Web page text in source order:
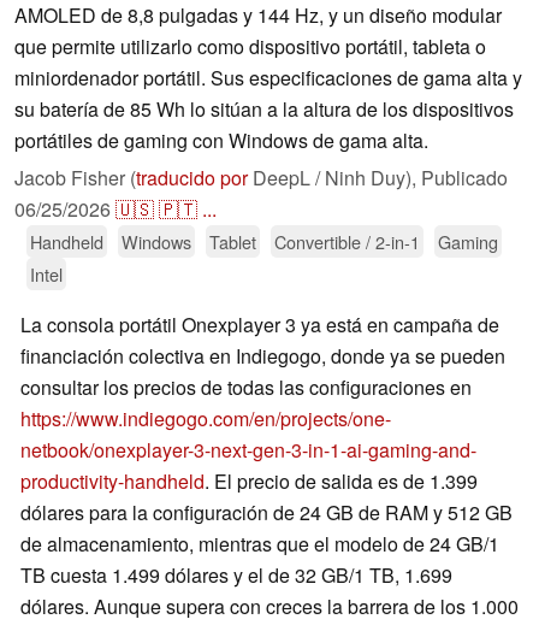
AMOLED de 8,8 pulgadas y 144 Hz, y un diseño modular
que permite utilizarlo como dispositivo portátil, tableta o
miniordenador portátil. Sus especificaciones de gama alta y
su batería de 85 Wh lo sitúan a la altura de los dispositivos
portátiles de gaming con Windows de gama alta.
Jacob Fisher (traducido porDeepL / Ninh Duy), Publicado
06/25/2026🇺🇸🇵🇹 ...
Handheld Windows Tablet Convertible / 2-in-1
Gaming
Intel
La consola portátil Onexplayer 3 ya está en campaña de
financiación colectiva en Indiegogo, donde ya se pueden
consultar los precios de todas las configuraciones en
https://www.indiegogo.com/en/projects/one-
netbook/onexplayer-3-next-gen-3-in-1-ai-gaming-and-
productivity-handheld. El precio de salida es de 1.399
dólares para la configuración de 24 GB de RAM y 512 GB
de almacenamiento, mientras que el modelo de 24 GB/1
TB cuesta 1.499 dólares y el de 32 GB/1 TB, 1.699
dólares. Aunque supera con creces la barrera de los 1.000